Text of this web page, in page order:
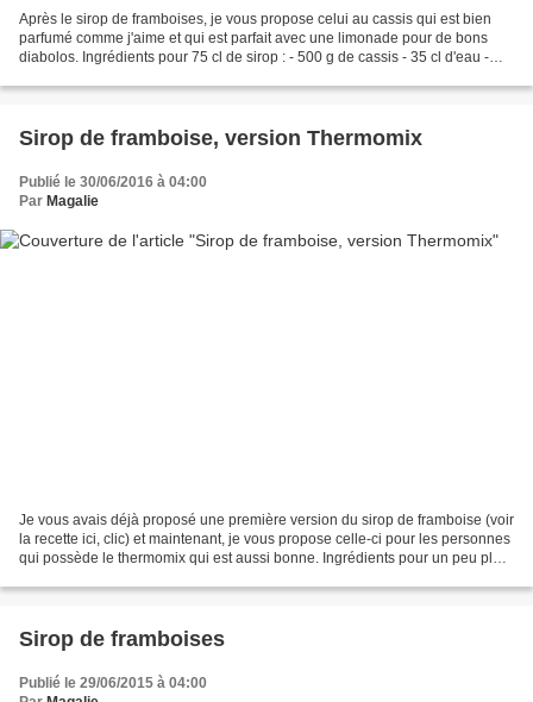
Après le sirop de framboises, je vous propose celui au cassis qui est bien
parfumé comme j'aime et qui est parfait avec une limonade pour de bons
diabolos. Ingrédients pour 75 cl de sirop : - 500 g de cassis - 35 cl d'eau -
Sirop de framboise, version Thermomix
Publié le 30/06/2016 à 04:00
Par Magalie
Je vous avais déjà proposé une première version du sirop de framboise (voir
la recette ici, clic) et maintenant, je vous propose celle-ci pour les personnes
qui possède le thermomix qui est aussi bonne. Ingrédients pour un peu plus
Sirop de framboises
Publié le 29/06/2015 à 04:00